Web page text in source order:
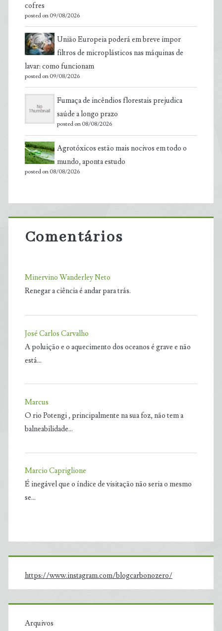
cofres
posted on 09/08/2026
União Europeia poderá em breve impor
filtros de microplásticos nas máquinas de
lavar: como funcionam
posted on 09/08/2026
Fumaça de incêndios florestais prejudica
saúde a longo prazo
posted on 08/08/2026
Agrotóxicos estão mais nocivos em todo o
mundo, aponta estudo
posted on 08/08/2026
Comentários
Minervino Wanderley Neto
Renegar a ciência é andar para trás.
José Carlos Carvalho
A poluição e o aquecimento dos oceanos é grave e não
está…
Marcus
O rio Potengi , principalmente na sua foz, não tem a
balneabilidade…
Marcio Capriglione
É inegável que o índice de visitação não seria o mesmo
se…
https://www.instagram.com/blogcarbonozero/
Arquivos